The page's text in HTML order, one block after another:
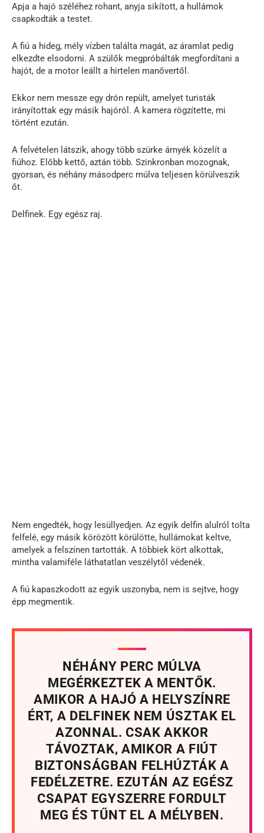
Apja a hajó széléhez rohant, anyja sikított, a hullámok
csapkodták a testet.
A fiú a hideg, mély vízben találta magát, az áramlat pedig
elkezdte elsodorni. A szülők megpróbálták megfordítani a
hajót, de a motor leállt a hirtelen manővertől.
Ekkor nem messze egy drón repült, amelyet turisták
irányítottak egy másik hajóról. A kamera rögzítette, mi
történt ezután.
A felvételen látszik, ahogy több szürke árnyék közelít a
fiúhoz. Előbb kettő, aztán több. Szinkronban mozognak,
gyorsan, és néhány másodperc múlva teljesen körülveszik
őt.
Delfinek. Egy egész raj.
Nem engedték, hogy lesüllyedjen. Az egyik delfin alulról tolta
felfelé, egy másik körözött körülötte, hullámokat keltve,
amelyek a felszínen tartották. A többiek kört alkottak,
mintha valamiféle láthatatlan veszélytől védenék.
A fiú kapaszkodott az egyik uszonyba, nem is sejtve, hogy
épp megmentik.
NÉHÁNY PERC MÚLVA
MEGÉRKEZTEK A MENTŐK.
AMIKOR A HAJÓ A HELYSZÍNRE
ÉRT, A DELFINEK NEM ÚSZTAK EL
AZONNAL. CSAK AKKOR
TÁVOZTAK, AMIKOR A FIÚT
BIZTONSÁGBAN FELHÚZTÁK A
FEDÉLZETRE. EZUTÁN AZ EGÉSZ
CSAPAT EGYSZERRE FORDULT
MEG ÉS TŰNT EL A MÉLYBEN.